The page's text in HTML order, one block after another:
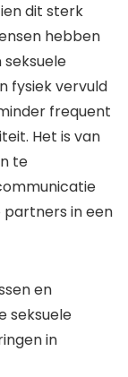
dit sterk
hebben
fysiek vervuld
frequent
Het is van
te
partners in een
en
seksuele
in